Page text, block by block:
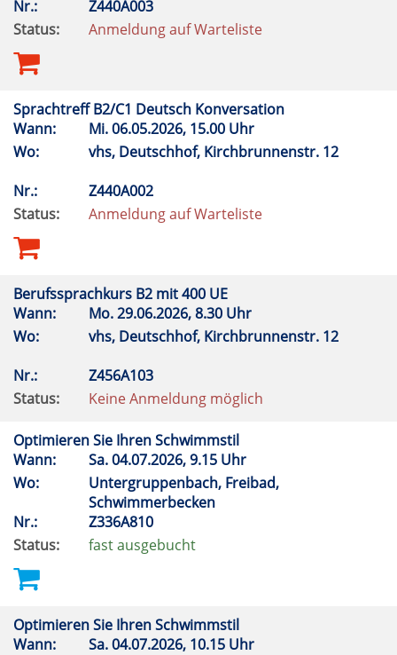
Nr.:
Z440A003
Status:
Anmeldung auf Warteliste
Sprachtreff B2/C1 Deutsch Konversation
Wann:
Mi.06.05.2026, 15.00 Uhr
Wo:
vhs, Deutschhof, Kirchbrunnenstr. 12
Nr.:
Z440A002
Status:
Anmeldung auf Warteliste
Berufssprachkurs B2 mit 400 UE
Wann:
Mo.29.06.2026, 8.30 Uhr
Wo:
vhs, Deutschhof, Kirchbrunnenstr. 12
Nr.:
Z456A103
Status:
Keine Anmeldung möglich
Optimieren Sie Ihren Schwimmstil
Wann:
Sa.04.07.2026, 9.15 Uhr
Wo:
Untergruppenbach, Freibad,
Schwimmerbecken
Nr.:
Z336A810
Status:
fast ausgebucht
Optimieren Sie Ihren Schwimmstil
Wann:
Sa.04.07.2026, 10.15 Uhr